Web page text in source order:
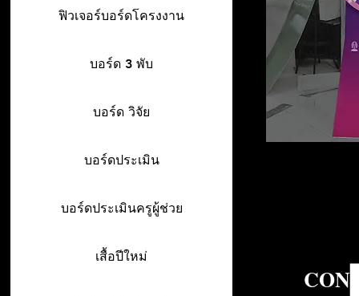
ฟิวเจอร์บอร์ดโครงงาน
บอร์ด 3 พับ
บอร์ด วิจัย
บอร์ดประเมิน
บอร์ดประเมินครูผู้ช่วย
เสื้อปีใหม่